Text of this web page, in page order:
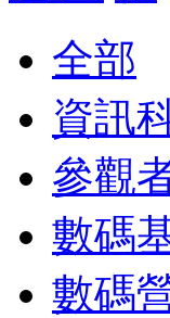
全部
資訊
參觀
數碼
數碼